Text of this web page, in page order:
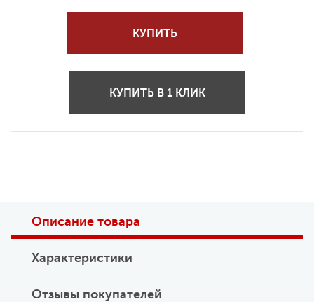
КУПИТЬ
КУПИТЬ В 1 КЛИК
Описание товара
Характеристики
Отзывы покупателей